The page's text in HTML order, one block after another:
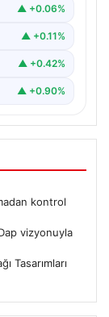
▲ +0.06%
▲ +0.11%
▲ +0.42%
▲ +0.90%
kontrol
vizyonuyla
Tasarımları